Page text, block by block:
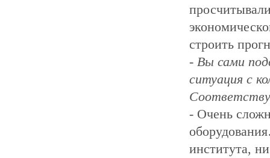
строить
- Вы сами
ситуация с
- Очень
института,